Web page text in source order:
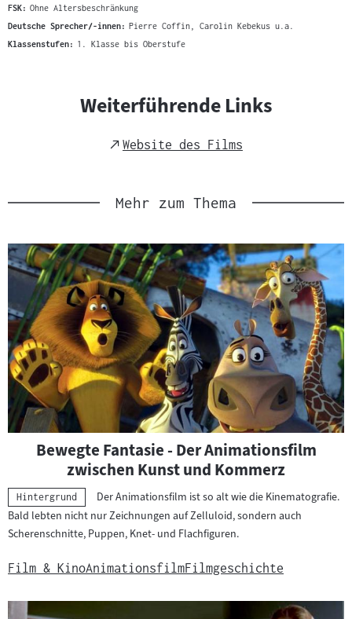
FSK: Ohne Altersbeschränkung
Deutsche Sprecher/-innen: Pierre Coffin, Carolin Kebekus u.a.
Klassenstufen: 1. Klasse bis Oberstufe
Weiterführende Links
External
Website des Films
Mehr zum Thema
Bewegte Fantasie - Der Animationsfilm
zwischen Kunst und Kommerz
Kategorie:
Hintergrund
Der Animationsfilm ist so alt wie die Kinematografie.
Bald lebten nicht nur Zeichnungen auf Zelluloid, sondern auch
Scherenschnitte, Puppen, Knet- und Flachfiguren.
Film & KinoAnimationsfilmFilmgeschichte